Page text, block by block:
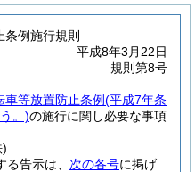
例施行規則
平成8年3月22日
規則第8号
車等放置防止条例(平成7年条
。)の施行に関し必要な事項
)
る告示は、 次の各号に掲げ